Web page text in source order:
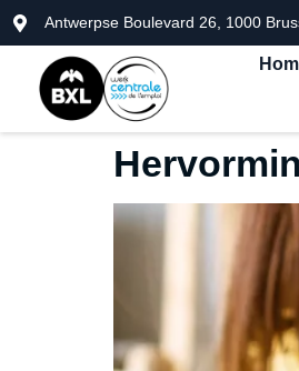
Antwerpse Boulevard 26, 1000